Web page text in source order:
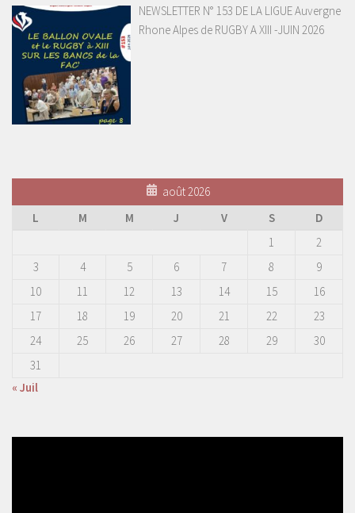
NEWSLETTER N° 153 DE LA LIGUE Auvergne
Rhone Alpes de RUGBY A XIII -JUIN 2026
août 2026
L
M M J V S
D
1
2
3
4 5 6 7 8
9
10
11 12 13 14 15
16
17
18 19 20 21 22
23
24
25 26 27 28 29
30
31
« Juil